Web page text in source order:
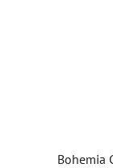
Bohemia